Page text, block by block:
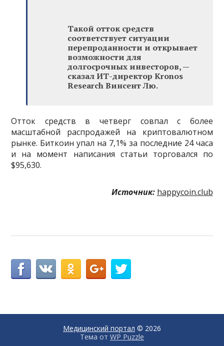
Такой отток средств
соответствует ситуации
перепроданности и открывает
возможности для
долгосрочных инвесторов, —
сказалИТ-директор Kronos
ResearchВинсент Лю.
Отток средств в четверг совпал с более
масштабной распродажей на криптовалютном
рынке. Биткоин упал на 7,1% за последние 24 часа
и на момент написания статьи торговался по
$95,630.
Источник: happycoin.club
Медицинский портал © 2026
Тема от WP Puzzle